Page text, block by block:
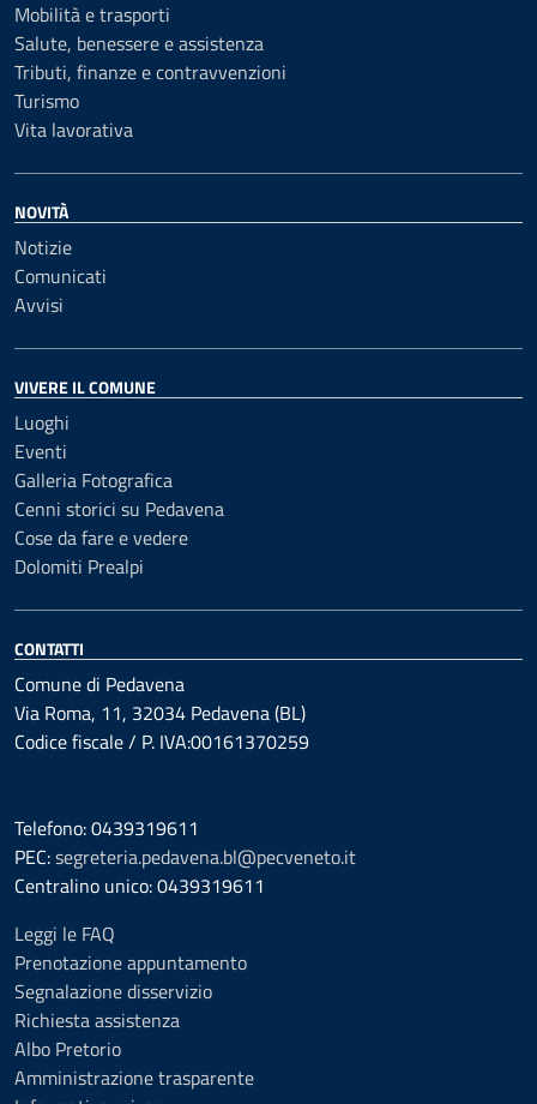
Mobilità e trasporti
Salute, benessere e assistenza
Tributi, finanze e contravvenzioni
Turismo
Vita lavorativa
NOVITÀ
Notizie
Comunicati
Avvisi
VIVERE IL COMUNE
Luoghi
Eventi
Galleria Fotografica
Cenni storici su Pedavena
Cose da fare e vedere
Dolomiti Prealpi
CONTATTI
Comune di Pedavena
Via Roma, 11, 32034 Pedavena (BL)
Codice fiscale / P. IVA:00161370259
Telefono: 0439319611
PEC:segreteria.pedavena.bl@pecveneto.it
Centralino unico: 0439319611
Leggi le FAQ
Prenotazione appuntamento
Segnalazione disservizio
Richiesta assistenza
Albo Pretorio
Amministrazione trasparente